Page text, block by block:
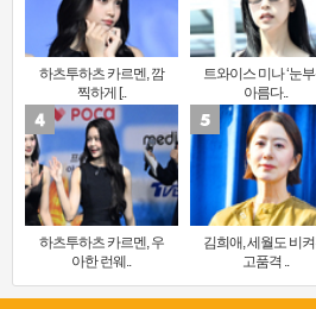
하츠투하츠 카르멘, 깜
찍하게 [..
트와이스 미나 ‘눈
아름다..
하츠투하츠 카르멘, 우
아한 런웨..
김희애, 세월도 비
고품격 ..